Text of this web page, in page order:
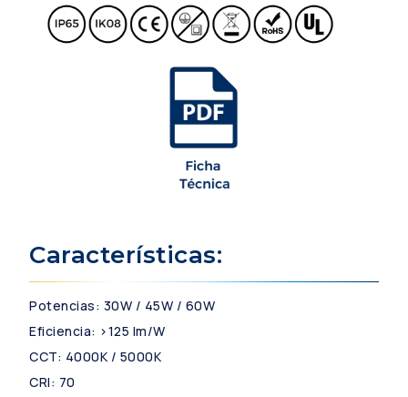
Características:
Potencias: 30W / 45W / 60W
Eficiencia: >125 lm/W
CCT: 4000K / 5000K
CRI: 70